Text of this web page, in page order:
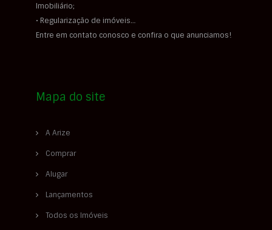
Imobiliário;
• Regularização de imóveis…
Entre em contato conosco e confira o que anunciamos!
Mapa do site
A Arize
Comprar
Alugar
Lançamentos
Todos os Imóveis